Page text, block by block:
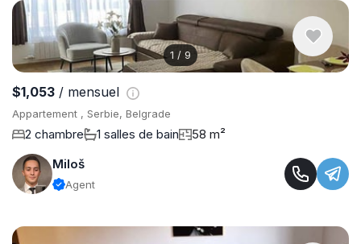
1 / 9
$1,053 / mensuel
Appartement , Serbie, Belgrade
2 chambre 1 salles de bain
58 m²
Miloš
Agent